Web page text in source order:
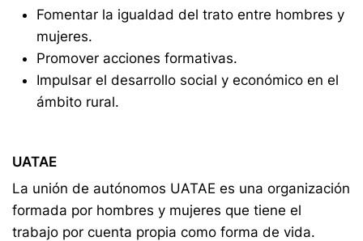
Fomentar la igualdad del trato entre hombres y
mujeres.
Promover acciones formativas.
Impulsar el desarrollo social y económico en el
ámbito rural.
UATAE
La unión de autónomos UATAE es una organización
formada por hombres y mujeres que tiene el
trabajo por cuenta propia como forma de vida.